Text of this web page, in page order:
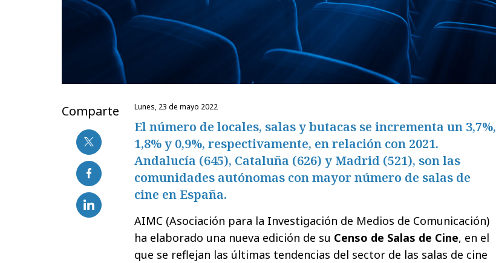
Comparte lunes, 23 de mayo 2022
El número de locales, salas y butacas se incrementa un 3,7%,
1,8% y 0,9%, respectivamente, en relación con 2021.
Andalucía (645), Cataluña (626) y Madrid (521), son las
comunidades autónomas con mayor número de salas de
cine en España.
AIMC (Asociación para la Investigación de Medios de Comunicación)
ha elaborado una nueva edición de su Censo de Salas de Cine, en el
que se reflejan las últimas tendencias del sector de las salas de cine